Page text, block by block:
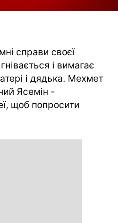
справи своєї
і вимагає
і дядька. Мехмет
Ясемін -
щоб попросити